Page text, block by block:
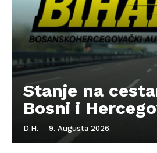
Stanje na
Bosni i
D.H. - 9. Augusta 2026.